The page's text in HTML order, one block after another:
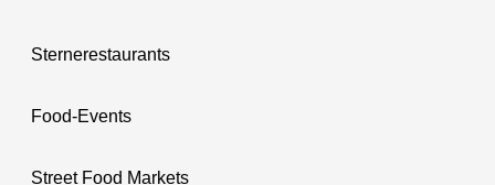
Sternerestaurants
Food-Events
Street Food Markets